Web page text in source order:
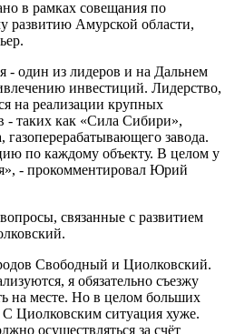
в рамках совещания по
развитию Амурской области,
- один из лидеров и на Дальнем
инвестиций. Лидерство,
на реализации крупных
- таких как «Сила Сибири»,
газоперерабатывающего завода.
по каждому объекту. В целом у
- прокомментировал Юрий
связанные с развитием
Свободный и Циолковский.
я обязательно съезжу
на месте. Но в целом больших
С Циолковским ситуация хуже.
осуществляться за счёт